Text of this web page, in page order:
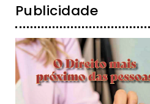
Publicidade